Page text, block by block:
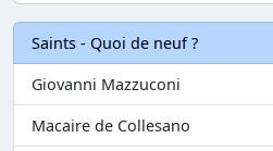
Saints - Quoi de neuf ?
Giovanni Mazzuconi
Macaire de Collesano